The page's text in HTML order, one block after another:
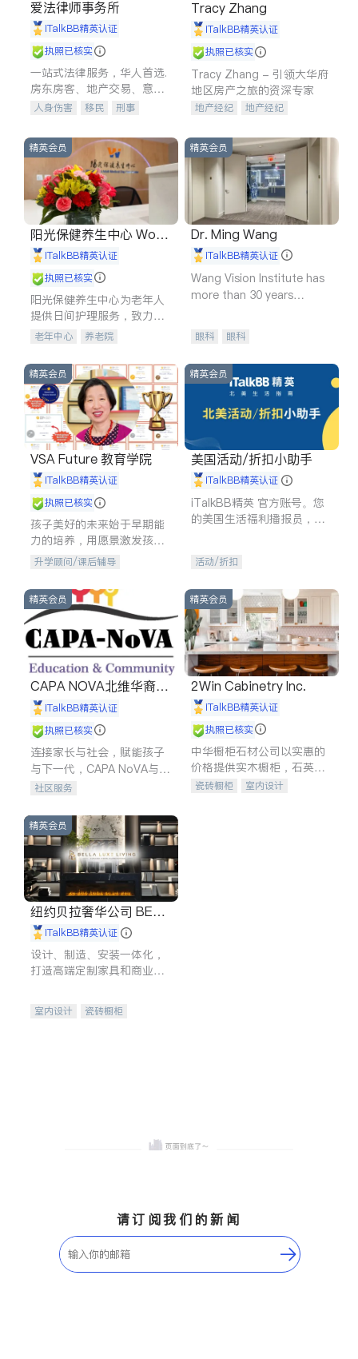
爱法律师事务所
iTalkBB精英认证
执照已核实
一站式法律服务，华人首选.
房东房客、地产交易、意外
伤害、车祸重伤、商业诉
建筑合同、刑事案件全包办
人身伤害 移民
刑事
信托/遗嘱
商业
商标注册
律师-其它 保释
Tracy Zhang
iTalkBB精英认证
执照已核实
Tracy Zhang - 引领大华府
地区房产之旅的资深专家
地产经纪
地产经纪
商铺租售
开发商建商
精英会员
阳光保健养生中心 World
shine
iTalkBB精英认证
执照已核实
阳光保健养生中心为老年人
提供日间护理服务，致力于
通过持续的护理创新来有效
老年中心 养老院
精英会员
Dr. Ming Wang
iTalkBB精英认证
Wang Vision Institute has
more than 30 years
眼科 眼科
精英会员
VSA Future 教育学院
iTalkBB精英认证
执照已核实
孩子美好的未来始于早期能
力的培养，用愿景激发孩子
的学习潜力和动力。理念：
石。
升学顾问/课后辅导
精英会员
美国活动/折扣小助手
iTalkBB精英认证
iTalkBB精英 官方账号。您
的美国生活福利播报员，精
专属福利。
活动/折扣
精英会员
CAPA NOVA北维华裔家
长会iTalkBB精英认证
执照已核实
连接家长与社会，赋能孩子
与下一代，CAPA NoVA与您
携手建设包容、公平、充满
社区服务
精英会员
2Win Cabinetry Inc.
iTalkBB精英认证
执照已核实
中华橱柜石材公司以实惠的
价格提供实木橱柜，石英石
台面，多种优质不锈钢水
瓷砖橱柜
室内设计
精英会员
纽约贝拉奢华公司 BELL
A LUXE
iTalkBB精英认证
设计、制造、安装一体化，
打造高端定制家具和商业空
室内设计
瓷砖橱柜
请订阅我们的新闻